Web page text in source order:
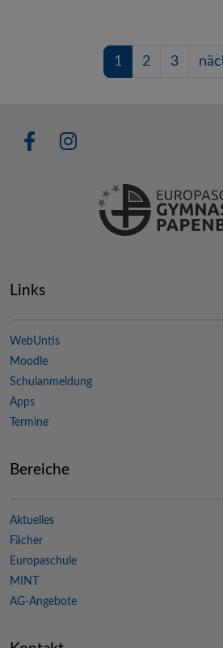
1 2 3
Links
WebUntis
Moodle
Schulanmeldung
Apps
Termine
Bereiche
Aktuelles
Fächer
Europaschule
MINT
AG-Angebote